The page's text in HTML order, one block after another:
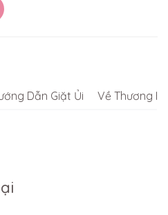
Dẫn Giặt Ủi Về Thương